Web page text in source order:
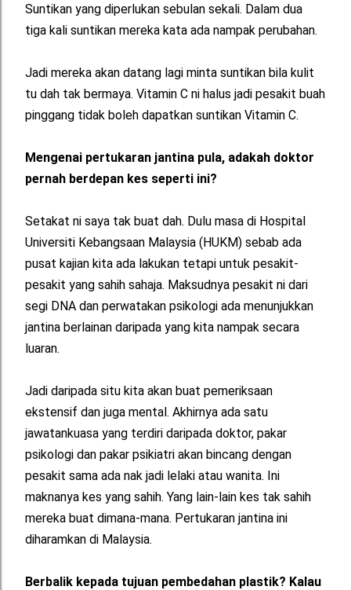
Suntikan yang diperlukan sebulan sekali. Dalam dua
tiga kali suntikan mereka kata ada nampak perubahan.
Jadi mereka akan datang lagi minta suntikan bila kulit
tu dah tak bermaya. Vitamin C ni halus jadi pesakit buah
pinggang tidak boleh dapatkan suntikan Vitamin C.
Mengenai pertukaran jantina pula, adakah doktor
pernah berdepan kes seperti ini?
Setakat ni saya tak buat dah. Dulu masa di Hospital
Universiti Kebangsaan Malaysia (HUKM) sebab ada
pusat kajian kita ada lakukan tetapi untuk pesakit-
pesakit yang sahih sahaja. Maksudnya pesakit ni dari
segi DNA dan perwatakan psikologi ada menunjukkan
jantina berlainan daripada yang kita nampak secara
luaran.
Jadi daripada situ kita akan buat pemeriksaan
ekstensif dan juga mental. Akhirnya ada satu
jawatankuasa yang terdiri daripada doktor, pakar
psikologi dan pakar psikiatri akan bincang dengan
pesakit sama ada nak jadi lelaki atau wanita. Ini
maknanya kes yang sahih. Yang lain-lain kes tak sahih
mereka buat dimana-mana. Pertukaran jantina ini
diharamkan di Malaysia.
Berbalik kepada tujuan pembedahan plastik? Kalau